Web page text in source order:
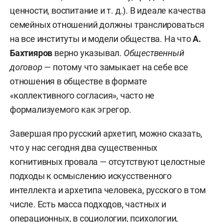
ценности, воспитание и т. д.). В идеале качества
семейных отношений должны транслироваться
на все институты и модели общества. На чтоА.
Бахтияров верно указывал. Общественный
договор — потому что замыкает на себе все
отношения в обществе в формате
«коллективного согласия», часто не
формализуемого как эгрегор.
Завершая про русский архетип, можно сказать,
что у нас сегодня два существенных
когнитивных провала — отсутствуют целостные
подходы к осмыслению искусственного
интеллекта и архетипа человека, русского в том
числе. Есть масса подходов, частных и
операционных, в социологии, психологии,